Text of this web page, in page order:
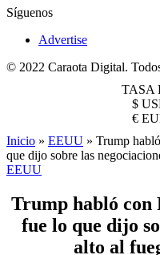
Síguenos
Advertise
© 2022 Caraota Digital.
TASA
$
€
Inicio » EEUU » Trump
que dijo sobre las
EEUU
Trump habló con
fue lo que dijo
alto al